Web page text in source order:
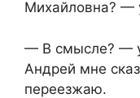
Михайловна? —
— В смысле? —
Андрей мне
переезжаю.